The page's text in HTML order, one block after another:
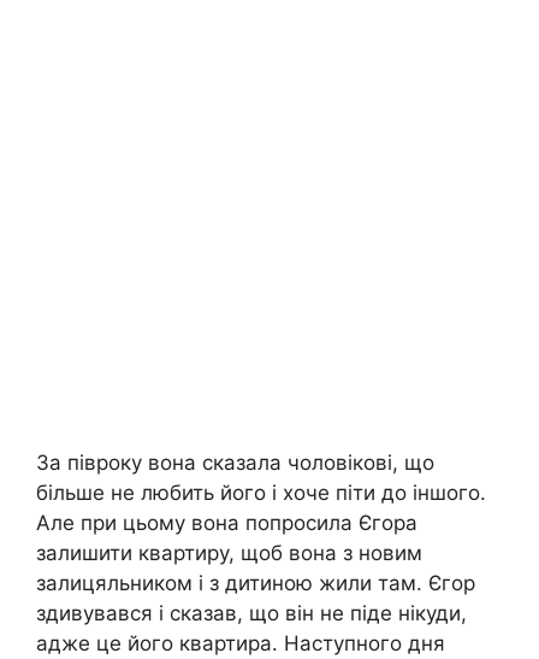
За півроку вона сказала чоловікові, що
більше не любить його і хоче піти до іншого.
Але при цьому вона попросила Єгора
залишити квартиру, щоб вона з новим
залицяльником і з дитиною жили там. Єгор
здивувався і сказав, що він не піде нікуди,
адже це його квартира. Наступного дня